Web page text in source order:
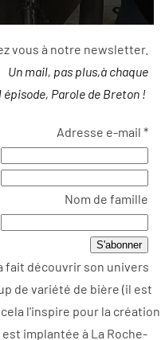
vous à notre newsletter.
Un mail, pas plus,à chaque
épisode, Parole de Breton !
Adresse e-mail *
Nom de famille
fait découvrir son univers
de variété de bière (il est
l'inspire pour la création
implantée à La Roche-